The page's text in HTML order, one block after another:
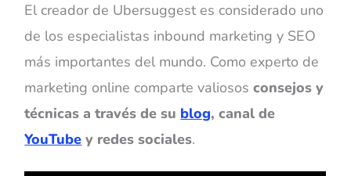
El creador de Ubersuggest es considerado uno
de los especialistas inbound marketing y SEO
más importantes del mundo. Como experto de
marketing online comparte valiosos consejos y
técnicas a través de su blog, canal de
YouTube y redes sociales.